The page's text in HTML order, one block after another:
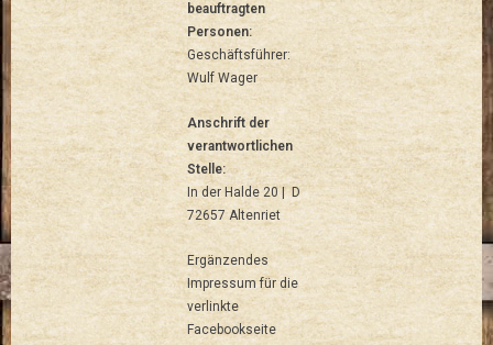
beauftragten
Personen:
Geschäftsführer:
Wulf Wager
Anschrift der
verantwortlichen
Stelle:
In der Halde 20 | D
72657 Altenriet
Ergänzendes
Impressum für die
verlinkte
Facebookseite